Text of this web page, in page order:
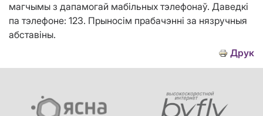
магчымы з дапамогай мабільных тэлефонаў. Даведкі
па тэлефоне: 123. Прыносім прабачэнні за нязручныя
абставіны.
Друк